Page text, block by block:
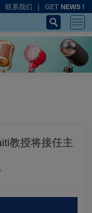
联系我们 | GET NEWS !
教授将接任主